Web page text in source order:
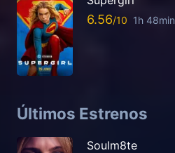
6.56 1h 48min
Últimos Estrenos
Soulm8te